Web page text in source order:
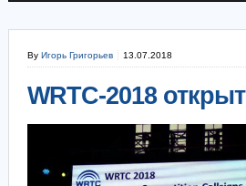
By Игорь Григорьев 13.07.2018
WRTC-2018 открыт